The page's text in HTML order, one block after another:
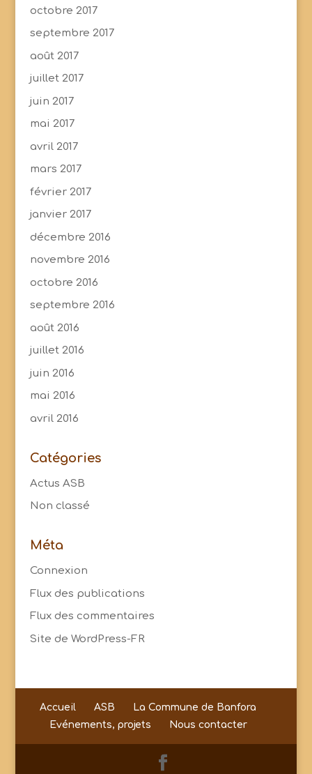
octobre 2017
septembre 2017
août 2017
juillet 2017
juin 2017
mai 2017
avril 2017
mars 2017
février 2017
janvier 2017
décembre 2016
novembre 2016
octobre 2016
septembre 2016
août 2016
juillet 2016
juin 2016
mai 2016
avril 2016
Catégories
Actus ASB
Non classé
Méta
Connexion
Flux des publications
Flux des commentaires
Site de WordPress-FR
Accueil ASB
La Commune de Banfora
Evénements, projets
Nous contacter